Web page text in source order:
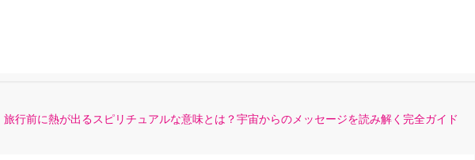
旅行前に熱が出るスピリチュアルな意味とは？宇宙からのメッセージを読み解く完全ガイド